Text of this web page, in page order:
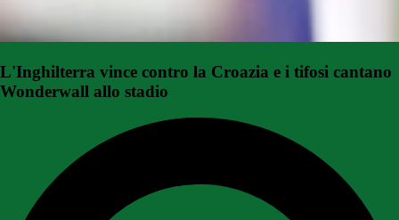
L'Inghilterra vince contro la Croazia e i tifosi cantano
Wonderwall allo stadio